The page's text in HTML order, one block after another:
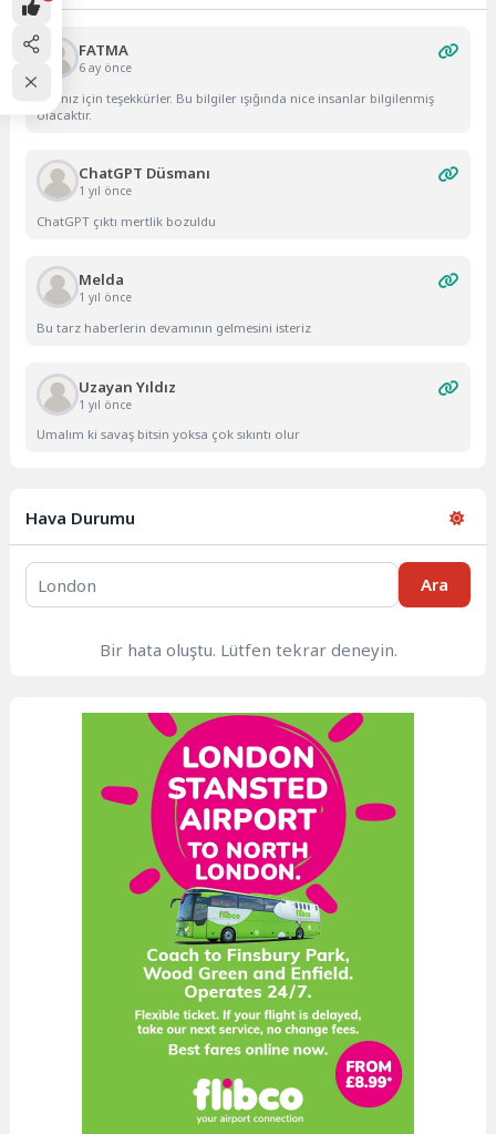
FATMA
6 ay önce
Yazınız için teşekkürler. Bu bilgiler ışığında nice insanlar bilgilenmiş
olacaktır.
ChatGPT Düsmanı
1 yıl önce
ChatGPT çıktı mertlik bozuldu
Melda
1 yıl önce
Bu tarz haberlerin devamının gelmesini isteriz
Uzayan Yıldız
1 yıl önce
Umalım ki savaş bitsin yoksa çok sıkıntı olur
Hava Durumu
Ara
Bir hata oluştu. Lütfen tekrar deneyin.